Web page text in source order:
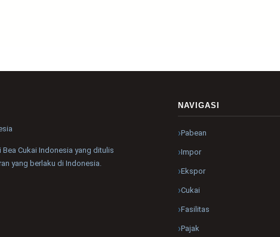
Cukai Indonesia yang ditulis
yang berlaku di Indonesia.
NAVIGASI
Pabean
Impor
Ekspor
Cukai
Fasilitas
Pajak